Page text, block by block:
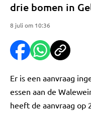
drie bomen in
8 juli om 10:36
Er is een aanvraag
essen aan de
heeft de aanvraag op